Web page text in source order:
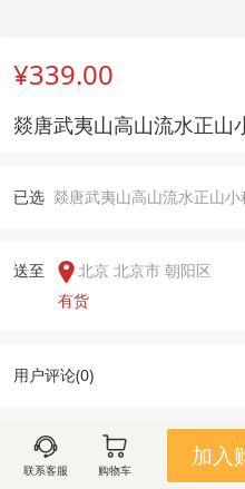
¥339.00
燚唐武夷山高山流水正山
已选 燚唐武夷山高山流水正山小种陶瓷礼
送至
北京 北京市 朝阳区
有货
用户评论(0)
图文详情 规
联系客服 购物车
加入